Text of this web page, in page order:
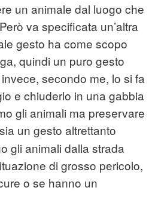
un animale dal luogo che
va specificata un’altra
gesto ha come scopo
quindi un puro gesto
secondo me, lo si fa
e chiuderlo in una gabbia
gli animali ma preservare
un gesto altrettanto
gli animali dalla strada
di grosso pericolo,
o se hanno un